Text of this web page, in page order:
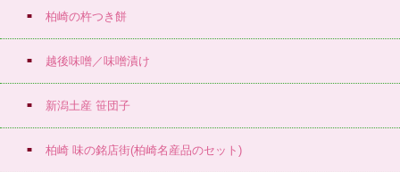
柏崎の杵つき餅
越後味噌／味噌漬け
新潟土産 笹団子
柏崎 味の銘店街(柏崎名産品のセット)